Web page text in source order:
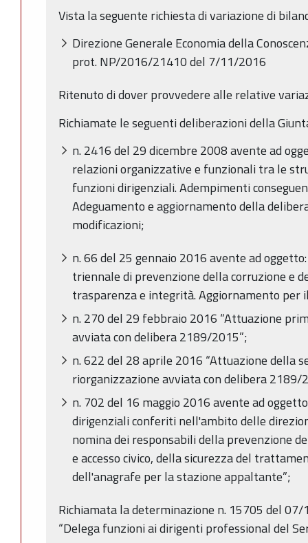
Vista la seguente richiesta di variazione di
Direzione Generale Economia della
prot. NP/2016/21410 del 7/11/2016
Ritenuto di dover provvedere alle relative
Richiamate le seguenti deliberazioni della
n. 2416 del 29 dicembre 2008 avente ad
relazioni organizzative e funzionali tra le
funzioni dirigenziali. Adempimenti
Adeguamento e aggiornamento della
modificazioni;
n. 66 del 25 gennaio 2016 avente ad
triennale di prevenzione della corruzione e
trasparenza e integrità. Aggiornamento per
n. 270 del 29 febbraio 2016 “Attuazione
avviata con delibera 2189/2015”;
n. 622 del 28 aprile 2016 “Attuazione della
riorganizzazione avviata con delibera 2189/
n. 702 del 16 maggio 2016 avente ad
dirigenziali conferiti nell'ambito delle
nomina dei responsabili della prevenzione
e accesso civico, della sicurezza del
dell'anagrafe per la stazione appaltante”;
Richiamata la determinazione n. 15705 del
“Delega funzioni ai dirigenti professional del